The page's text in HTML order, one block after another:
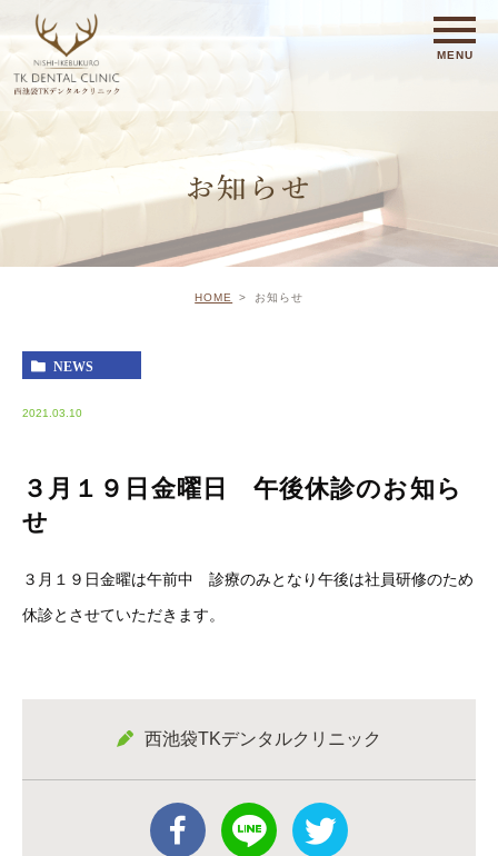
お知らせ
HOME お知らせ
NEWS
2021.03.10
３月１９日金曜日 午後休診のお知ら
せ
３月１９日金曜は午前中 診療のみとなり午後は社員研修のため
休診とさせていただきます。
西池袋TKデンタルクリニック